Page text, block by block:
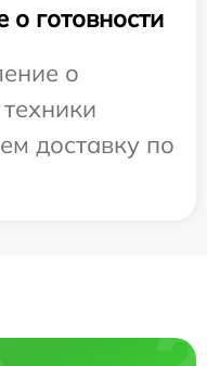
готовности
о
доставку по